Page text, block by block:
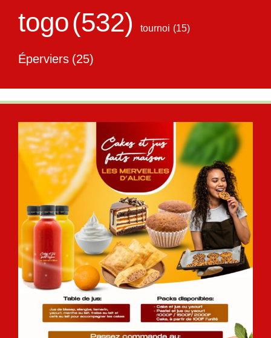
togo(532) tournoi (15)
Éperviers (25)